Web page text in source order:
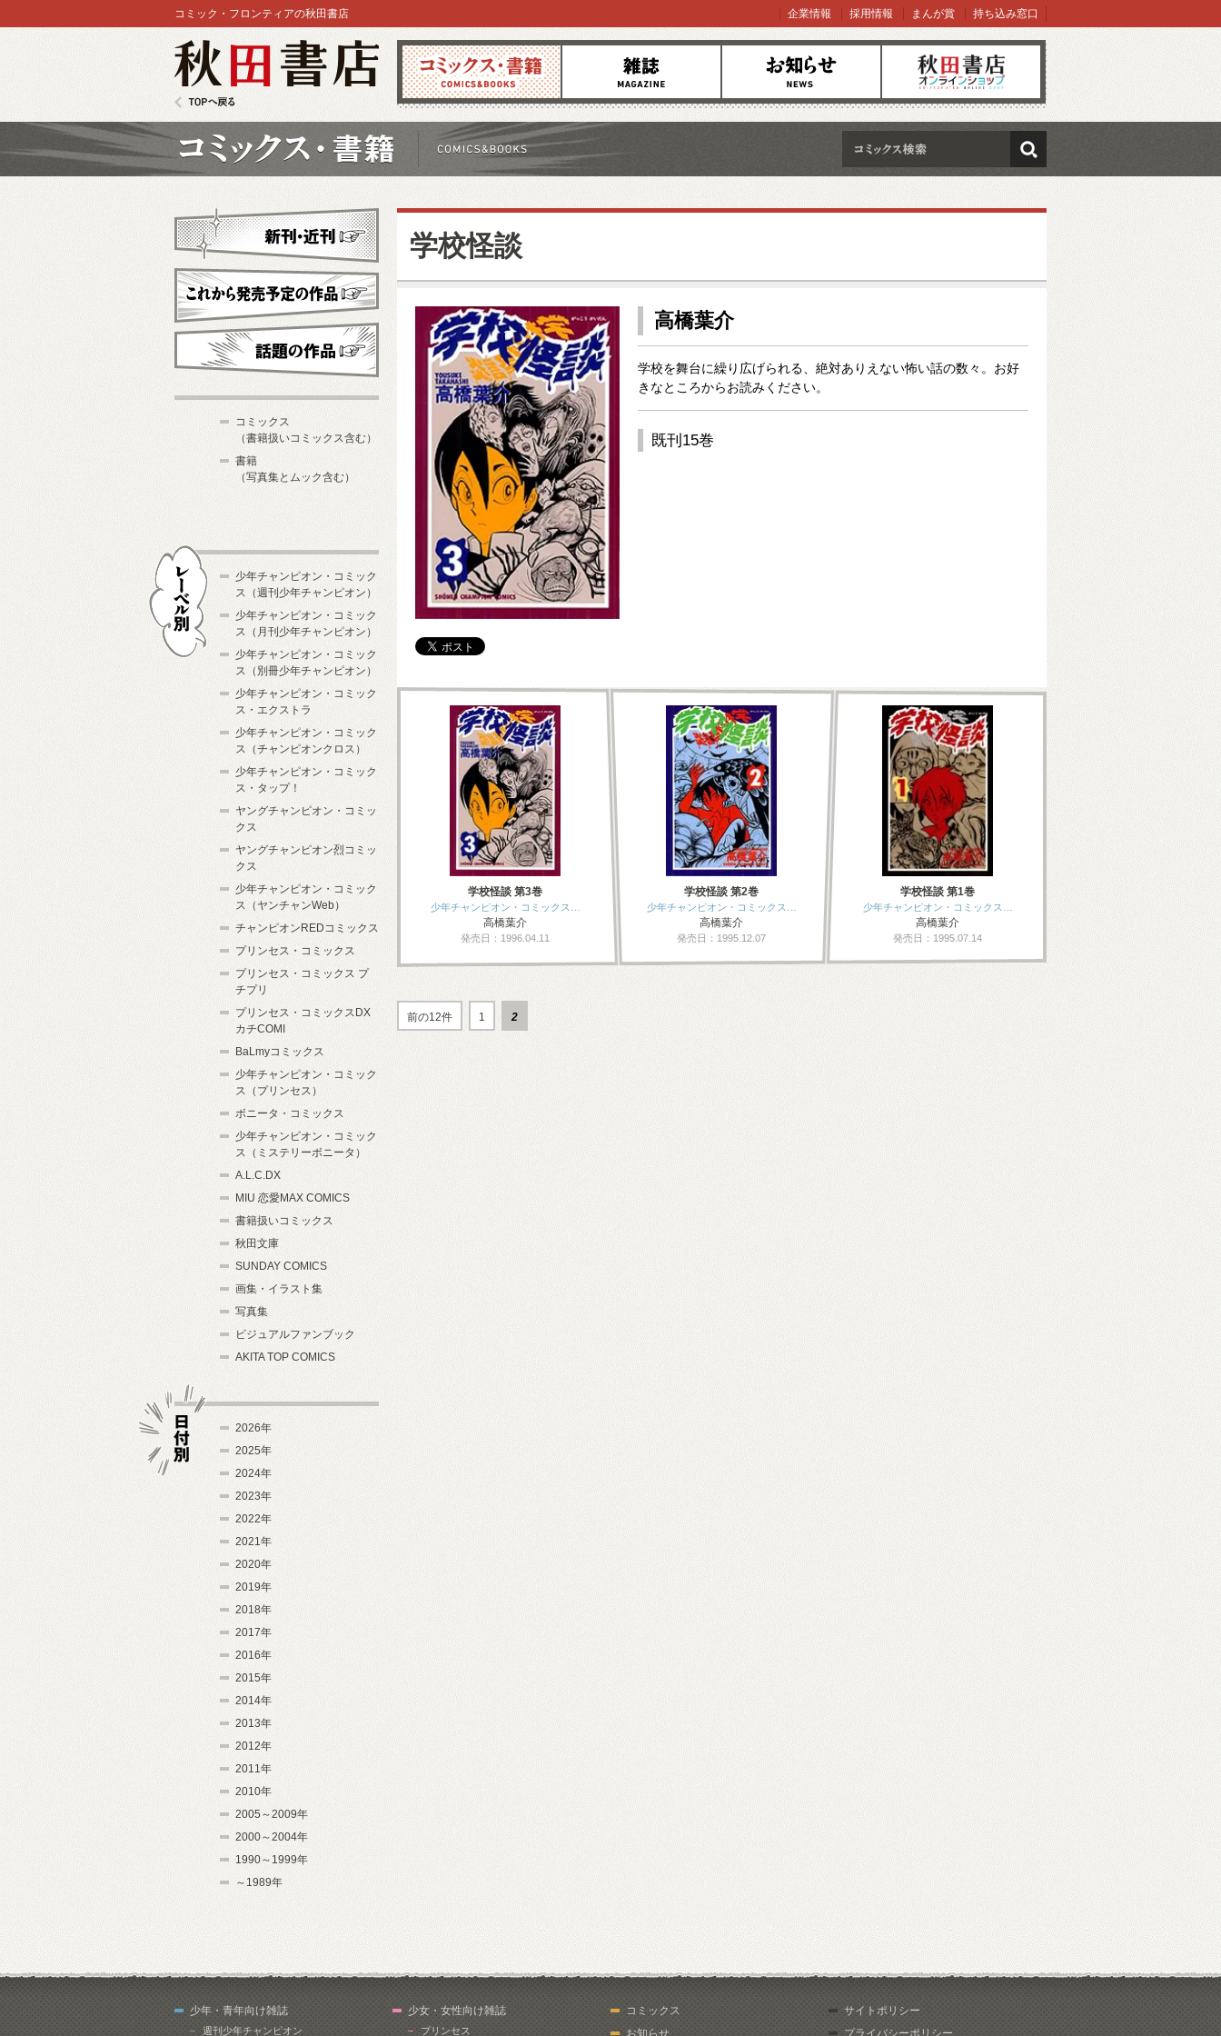
コミックス 雑誌 お知らせ オンラインショップ
コミック・フロンティアの秋田書店 企業情報 採用情報 まんが賞 持ち込み窓口
検索
学校怪談
高橋葉介
学校を舞台に繰り広げられる、絶対ありえない怖い話の数々。お好
きなところからお読みください。
既刊15巻
学校怪談 第3巻
少年チャンピオン・コミックス…
高橋葉介
発売日：1996.04.11
学校怪談 第2巻
少年チャンピオン・コミックス…
高橋葉介
発売日：1995.12.07
学校怪談 第1巻
少年チャンピオン・コミックス…
高橋葉介
発売日：1995.07.14
前の12件 1 2
新刊・近刊
これから発売予定
コミックス
（書籍扱いコミックス含む）
書籍
（写真集とムック含む）
少年チャンピオン・コミック
ス（週刊少年チャンピオン）
少年チャンピオン・コミック
ス（月刊少年チャンピオン）
少年チャンピオン・コミック
ス（別冊少年チャンピオン）
少年チャンピオン・コミック
ス・エクストラ
少年チャンピオン・コミック
ス（チャンピオンクロス）
少年チャンピオン・コミック
ス・タップ！
ヤングチャンピオン・コミッ
クス
ヤングチャンピオン烈コミッ
クス
少年チャンピオン・コミック
ス（ヤンチャンWeb）
チャンピオンREDコミックス
プリンセス・コミックス
プリンセス・コミックス プ
チプリ
プリンセス・コミックスDX
カチCOMI
BaLmyコミックス
少年チャンピオン・コミック
ス（プリンセス）
ボニータ・コミックス
少年チャンピオン・コミック
ス（ミステリーボニータ）
A.L.C.DX
MIU 恋愛MAX COMICS
書籍扱いコミックス
秋田文庫
SUNDAY COMICS
画集・イラスト集
写真集
ビジュアルファンブック
AKITA TOP COMICS
2026年
2025年
2024年
2023年
2022年
2021年
2020年
2019年
2018年
2017年
2016年
2015年
2014年
2013年
2012年
2011年
2010年
2005～2009年
2000～2004年
1990～1999年
～1989年
少年・青年向け雑誌
週刊少年チャンピオン
少女・女性向け雑誌
プリンセス
コミックス
お知らせ
サイトポリシー
プライバシーポリシー